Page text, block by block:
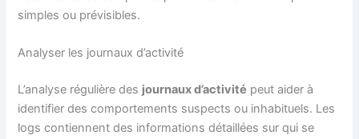
simples ou prévisibles.
Analyser les journaux d’activité
L’analyse régulière des journaux d’activité peut aider à
identifier des comportements suspects ou inhabituels. Les
logs contiennent des informations détaillées sur qui se